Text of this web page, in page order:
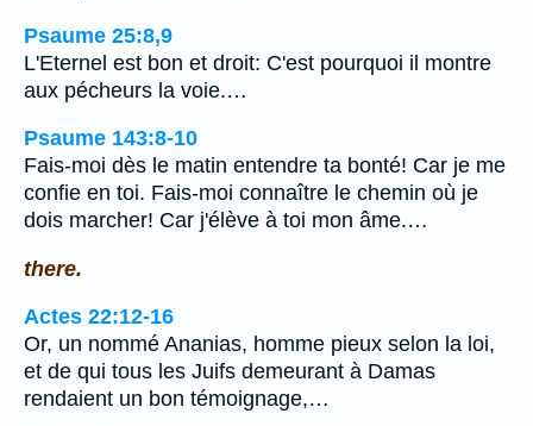
Psaume 25:8,9
L'Eternel est bon et droit: C'est pourquoi il montre
aux pécheurs la voie.…
Psaume 143:8-10
Fais-moi dès le matin entendre ta bonté! Car je me
confie en toi. Fais-moi connaître le chemin où je
dois marcher! Car j'élève à toi mon âme.…
there.
Actes 22:12-16
Or, un nommé Ananias, homme pieux selon la loi,
et de qui tous les Juifs demeurant à Damas
rendaient un bon témoignage,…